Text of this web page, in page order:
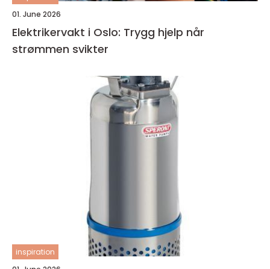
01. June 2026
Elektrikervakt i Oslo: Trygg hjelp når
strømmen svikter
inspiration